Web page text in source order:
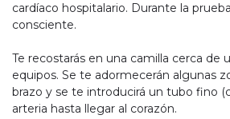
cardíaco hospitalario. Durante la
consciente.
Te recostarás en una camilla cerca de
equipos. Se te adormecerán algunas
brazo y se te introducirá un tubo fino
arteria hasta llegar al corazón.